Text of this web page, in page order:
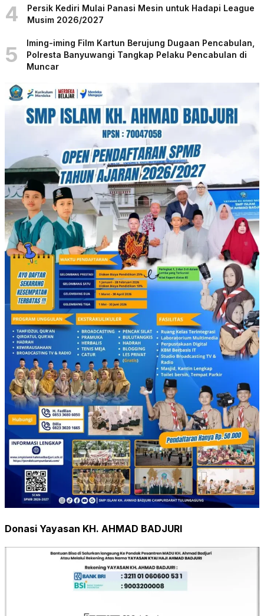
4
Persik Kediri Mulai Panasi Mesin untuk Hadapi League
Musim 2026/2027
5
Iming-iming Film Kartun Berujung Dugaan Pencabulan,
Polresta Banyuwangi Tangkap Pelaku Pencabulan di
Muncar
Donasi Yayasan KH. AHMAD BADJURI